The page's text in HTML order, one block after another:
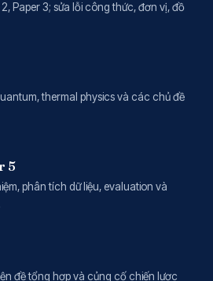
2, Paper 3; sửa lỗi công thức, đơn vị, đồ
thermal physics và các chủ đề
5
phân tích dữ liệu, evaluation và
đề tổng hợp và củng cố chiến lược